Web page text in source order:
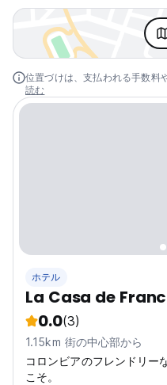
位置づけは、支払われる手数料
読む
ホテル
La Casa de
0.0(3)
1.15km 街の中心部から
コロンビアのフレンドリ
こそ。